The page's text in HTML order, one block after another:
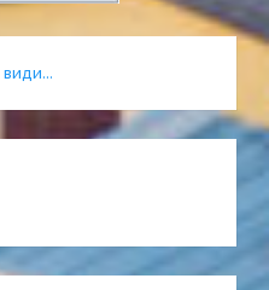
види...